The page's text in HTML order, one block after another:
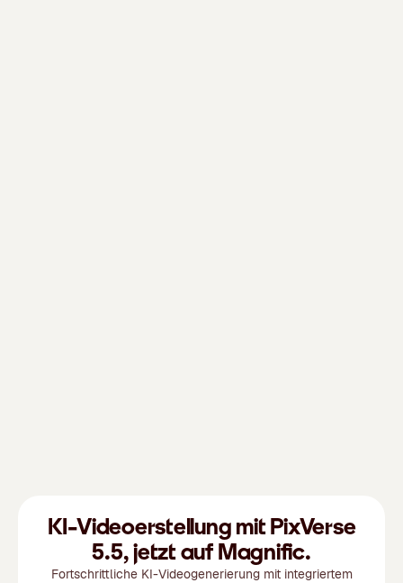
KI-Videoerstellung mit PixVerse
5.5, jetzt auf Magnific.
Fortschrittliche KI-Videogenerierung mit integriertem